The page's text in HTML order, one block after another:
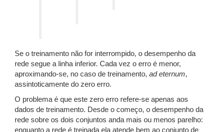
Se o treinamento não for interrompido, o desempenho da
rede segue a linha inferior. Cada vez o erro é menor,
aproximando-se, no caso de treinamento, ad eternum,
assintoticamente do zero erro.
O problema é que este zero erro refere-se apenas aos
dados de treinamento. Desde o começo, o desempenho da
rede sobre os dois conjuntos anda mais ou menos parelho:
enquanto a rede é treinada ela atende bem ao conjunto de